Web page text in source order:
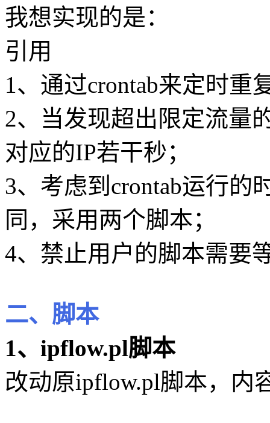
我想实现的是：
引用
1、通过crontab来定时重
2、当发现超出限定流量
对应的IP若干秒；
3、考虑到crontab运行的
同，采用两个脚本；
4、禁止用户的脚本需要
二、脚本
1、ipflow.pl脚本
改动原ipflow.pl脚本，内